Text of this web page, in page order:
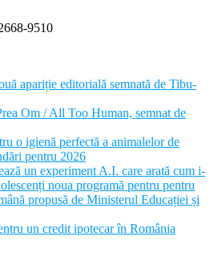
9510
apariție editorială semnată de Tibu-
Om / All Too Human, semnat de
o igienă perfectă a animalelor de
pentru 2026
un experiment A.I. care arată cum i-
noua programă pentru pentru
propusă de Ministerul Educației și
un credit ipotecar în România